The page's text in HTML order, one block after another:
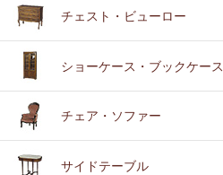
チェスト・ビューロー
ショーケース・ブックケース
チェア・ソファー
サイドテーブル